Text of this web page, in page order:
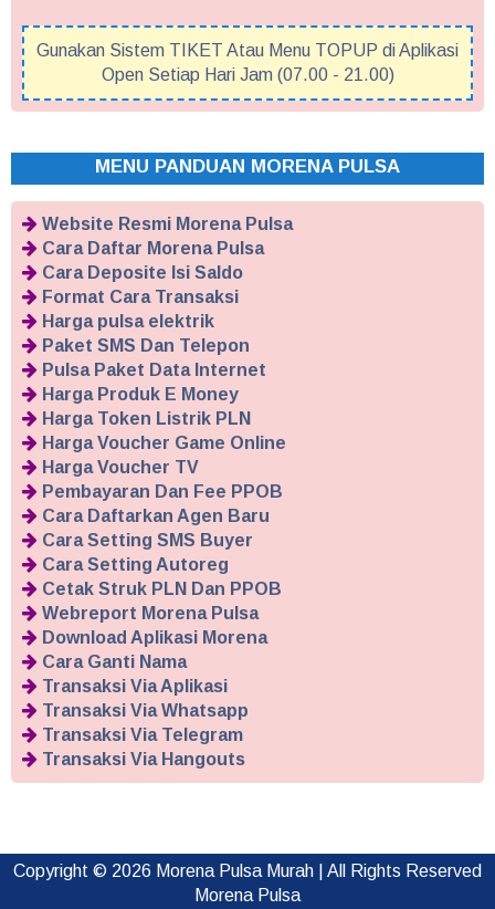
Gunakan Sistem TIKET Atau Menu TOPUP di Aplikasi
Open Setiap Hari Jam (07.00 - 21.00)
MENU PANDUAN MORENA PULSA
Website Resmi Morena Pulsa
Cara Daftar Morena Pulsa
Cara Deposite Isi Saldo
Format Cara Transaksi
Harga pulsa elektrik
Paket SMS Dan Telepon
Pulsa Paket Data Internet
Harga Produk E Money
Harga Token Listrik PLN
Harga Voucher Game Online
Harga Voucher TV
Pembayaran Dan Fee PPOB
Cara Daftarkan Agen Baru
Cara Setting SMS Buyer
Cara Setting Autoreg
Cetak Struk PLN Dan PPOB
Webreport Morena Pulsa
Download Aplikasi Morena
Cara Ganti Nama
Transaksi Via Aplikasi
Transaksi Via Whatsapp
Transaksi Via Telegram
Transaksi Via Hangouts
Copyright © 2026 Morena Pulsa Murah | All Rights Reserved
Morena Pulsa